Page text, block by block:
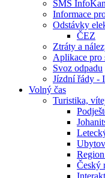
SMS
Informace
Odstávky
ČEZ
Ztráty a
Aplikace pro
Svoz odpadu
Jízdní řády
Volný čas
Turistika,
Český